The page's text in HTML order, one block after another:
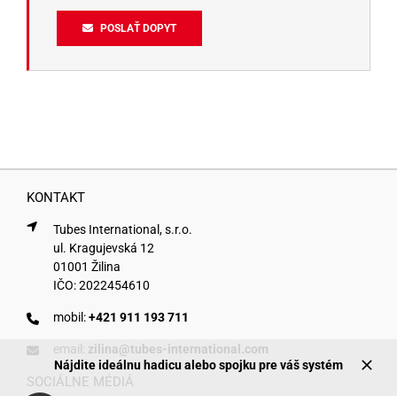
POSLAŤ DOPYT
KONTAKT
Tubes International, s.r.o.
ul. Kragujevská 12
01001 Žilina
IČO: 2022454610
mobil:+421 911 193 711
email: zilina@tubes-international.com
SOCIÁLNE MÉDIÁ
Nájdite ideálnu hadicu alebo spojku pre váš systém